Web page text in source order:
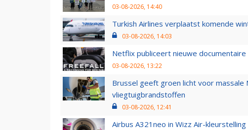
03-08-2026, 14:40
Turkish Airlines verplaatst komende
03-08-2026, 14:03
Netflix publiceert nieuwe
03-08-2026, 13:22
Brussel geeft groen licht voor massale
vliegtuigbrandstoffen
03-08-2026, 12:41
Airbus A321neo in Wizz Air-